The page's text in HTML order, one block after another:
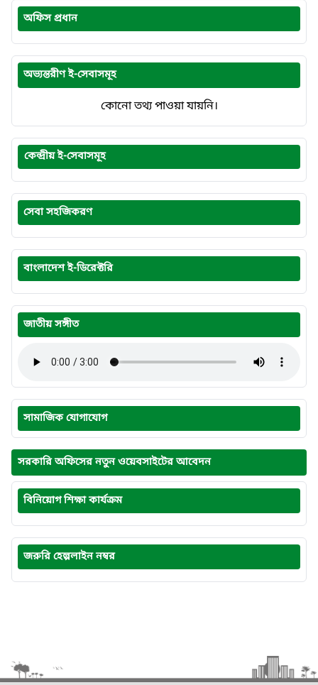
অফিস প্রধান
অভ্যন্তরীণ ই-সেবাসমূহ
কোনো তথ্য পাওয়া যায়নি।
কেন্দ্রীয় ই-সেবাসমূহ
সেবা সহজিকরণ
বাংলাদেশ ই-ডিরেক্টরি
জাতীয় সঙ্গীত
সামাজিক যোগাযোগ
সরকারি অফিসের নতুন ওয়েবসাইটের আবেদন
বিনিয়োগ শিক্ষা কার্যক্রম
জরুরি হেল্পলাইন নম্বর